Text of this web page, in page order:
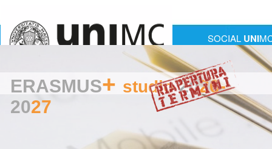
SOCIAL UNI
ERASMUS+ studio2026-
2027